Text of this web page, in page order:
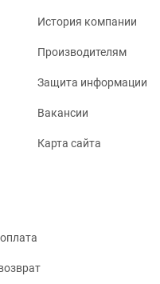
История компании
Производителям
Защита информации
Вакансии
Карта сайта